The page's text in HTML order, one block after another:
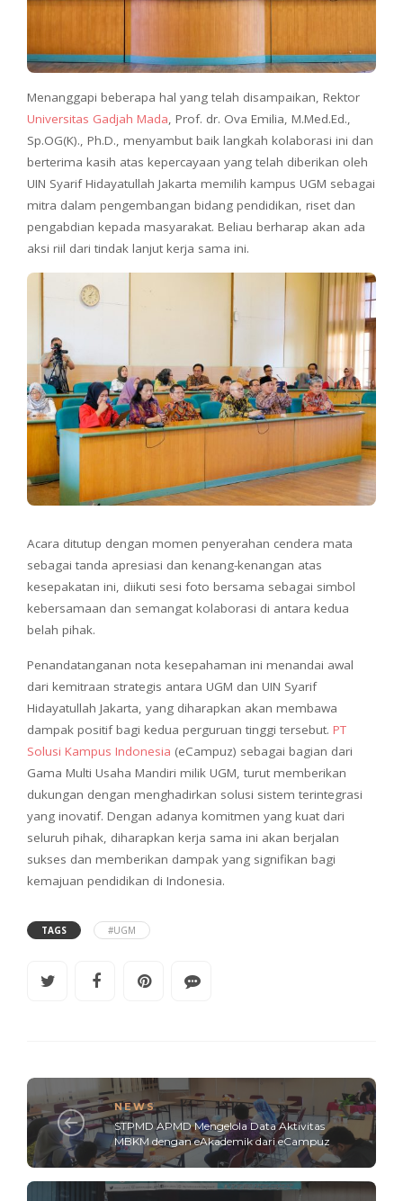
Menanggapi beberapa hal yang telah disampaikan, Rektor
Universitas Gadjah Mada, Prof. dr. Ova Emilia, M.Med.Ed.,
Sp.OG(K)., Ph.D., menyambut baik langkah kolaborasi ini dan
berterima kasih atas kepercayaan yang telah diberikan oleh
UIN Syarif Hidayatullah Jakarta memilih kampus UGM sebagai
mitra dalam pengembangan bidang pendidikan, riset dan
pengabdian kepada masyarakat. Beliau berharap akan ada
aksi riil dari tindak lanjut kerja sama ini.
Acara ditutup dengan momen penyerahan cendera mata
sebagai tanda apresiasi dan kenang-kenangan atas
kesepakatan ini, diikuti sesi foto bersama sebagai simbol
kebersamaan dan semangat kolaborasi di antara kedua
belah pihak.
Penandatanganan nota kesepahaman ini menandai awal
dari kemitraan strategis antara UGM dan UIN Syarif
Hidayatullah Jakarta, yang diharapkan akan membawa
dampak positif bagi kedua perguruan tinggi tersebut. PT
Solusi Kampus Indonesia (eCampuz) sebagai bagian dari
Gama Multi Usaha Mandiri milik UGM, turut memberikan
dukungan dengan menghadirkan solusi sistem terintegrasi
yang inovatif. Dengan adanya komitmen yang kuat dari
seluruh pihak, diharapkan kerja sama ini akan berjalan
sukses dan memberikan dampak yang signifikan bagi
kemajuan pendidikan di Indonesia.
TAGS #UGM
NEWS
STPMD APMD Mengelola Data Aktivitas
MBKM dengan eAkademik dari eCampuz